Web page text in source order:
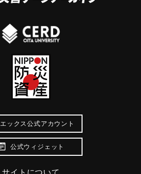
エックス公式アカウント
公式ウィジェット
サイトについて